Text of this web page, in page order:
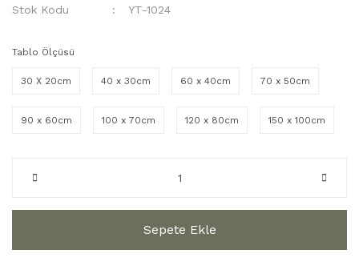
Stok Kodu
YT-1024
Tablo Ölçüsü
30 X 20cm 40 x 30cm 60 x 40cm 70 x 50cm
90 x 60cm 100 x 70cm 120 x 80cm 150 x 100cm
Sepete Ekle